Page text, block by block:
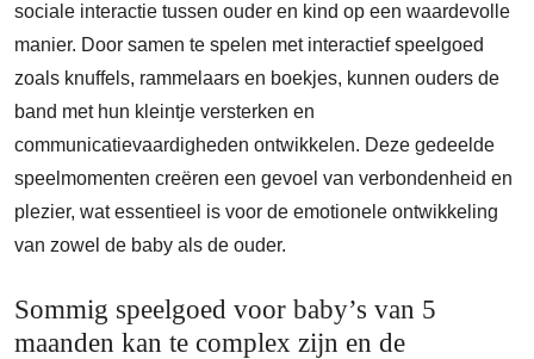
sociale interactie tussen ouder en kind op een waardevolle
manier. Door samen te spelen met interactief speelgoed
zoals knuffels, rammelaars en boekjes, kunnen ouders de
band met hun kleintje versterken en
communicatievaardigheden ontwikkelen. Deze gedeelde
speelmomenten creëren een gevoel van verbondenheid en
plezier, wat essentieel is voor de emotionele ontwikkeling
van zowel de baby als de ouder.
Sommig speelgoed voor baby’s van 5
maanden kan te complex zijn en de